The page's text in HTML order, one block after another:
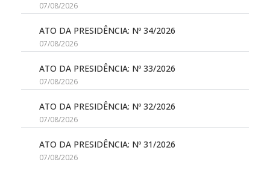
07/08/2026
ATO DA PRESIDÊNCIA: Nº 34/2026
07/08/2026
ATO DA PRESIDÊNCIA: Nº 33/2026
07/08/2026
ATO DA PRESIDÊNCIA: Nº 32/2026
07/08/2026
ATO DA PRESIDÊNCIA: Nº 31/2026
07/08/2026